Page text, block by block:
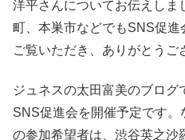
洋平さんについてお伝えしま
町、本巣市などでもSNS促
ご覧いただき、ありがとうご
ジュネスの太田富美のブロ
SNS促進会を開催予定です
の参加希望者は、渋谷英之沙